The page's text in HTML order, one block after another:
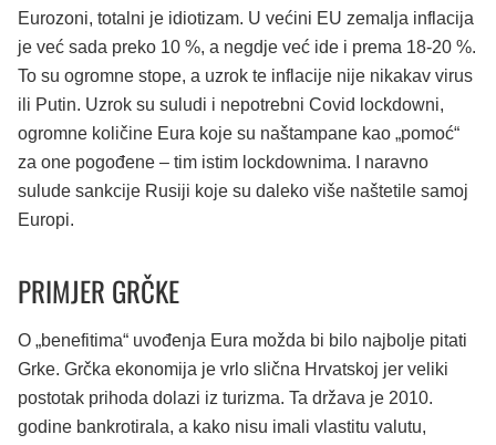
Eurozoni, totalni je idiotizam. U većini EU zemalja inflacija
je već sada preko 10 %, a negdje već ide i prema 18-20 %.
To su ogromne stope, a uzrok te inflacije nije nikakav virus
ili Putin. Uzrok su suludi i nepotrebni Covid lockdowni,
ogromne količine Eura koje su naštampane kao „pomoć“
za one pogođene – tim istim lockdownima. I naravno
sulude sankcije Rusiji koje su daleko više naštetile samoj
Europi.
PRIMJER GRČKE
O „benefitima“ uvođenja Eura možda bi bilo najbolje pitati
Grke. Grčka ekonomija je vrlo slična Hrvatskoj jer veliki
postotak prihoda dolazi iz turizma. Ta država je 2010.
godine bankrotirala, a kako nisu imali vlastitu valutu,